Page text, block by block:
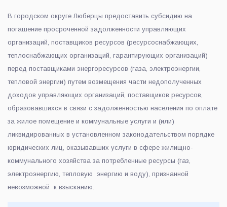
В городском округе Люберцы предоставить субсидию на
погашение просроченной задолженности управляющих
организаций, поставщиков ресурсов (ресурсоснабжающих,
теплоснабжающих организаций, гарантирующих организаций)
перед поставщиками энергоресурсов (газа, электроэнергии,
тепловой энергии) путем возмещения части недополученных
доходов управляющих организаций, поставщиков ресурсов,
образовавшихся в связи с задолженностью населения по оплате
за жилое помещение и коммунальные услуги и (или)
ликвидированных в установленном законодательством порядке
юридических лиц, оказывавших услуги в сфере жилищно-
коммунального хозяйства за потребленные ресурсы (газ,
электроэнергию, тепловую энергию и воду), признанной
невозможной к взысканию.